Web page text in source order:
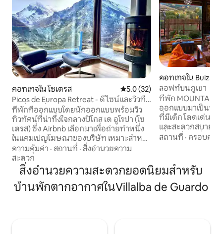
คอทเทจใน โซเตรส คะแนนเฉลี่ย 5.0 จาก 5, 32 รีวิว
5.0 (32)
Picos de Europa Retreat - ดีไซน์และวิวที่
น่าตื่นตาตื่นใจ
ที่พักที่ออกแบบโดยนักออกแบบพร้อมวิว
ทิวทัศน์ที่น่าทึ่งใจกลางปิโกส เด อูโรปา (โซ
เตรส) ซึ่ง Airbnb เลือกมาเพื่อถ่ายทำหนึ่ง
ในแคมเปญโฆษณาของบริษัท เหมาะสำหรับ
การพักผ่อน การทำงานทางไกล หรือการ
สำรวจเส้นทางเดินเขาได้โดยตรงจากหน้า
ประตูของคุณ บ้านใหม่เอี่ยม ไม่เหมือนใคร
พร้อมวิวภูเขาที่สวยงาม สิ่งอำนวยความ
สะดวกครบครัน เหมาะสำหรับการพักผ่อน
หรือค้นหาแรงบันดาลใจ ธรรมชาติที่บริสุทธิ์
ความคุ้มค่า · สถานที่ · สิ่งอำนวยความ
สะดวก
คอทเทจใน Buiza
ลอฟท์บนภูเขา
ที่พัก MOUNTAIN
ออกแบบมาเป็นพิ
ที่มีเด็ก โดดเด่นด้
และสะดวกสบาย
เยี่ยม - ห้องนั่งเล่นพร้อมเตาผิงและวิวพา
รูปแบบในหินธรรม
ที่มีระบบทำความ
เตาปิ้งย่างบาร์บีคิ
สระว่ายน้ำหินธร
สถานที่ · ครอบครัว
สิ่งอำนวยความสะดวกยอดนิยมสำหรับ
บ้านพักตากอากาศในVillalba de Guardo